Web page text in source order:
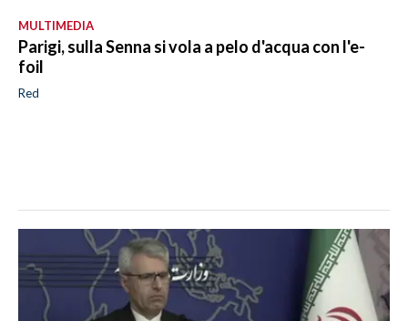
MULTIMEDIA
Parigi, sulla Senna si vola a pelo d'acqua con l'e-
foil
Red